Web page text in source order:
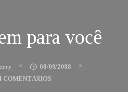
para você
08/09/2008
COMENTÁRIOSEM